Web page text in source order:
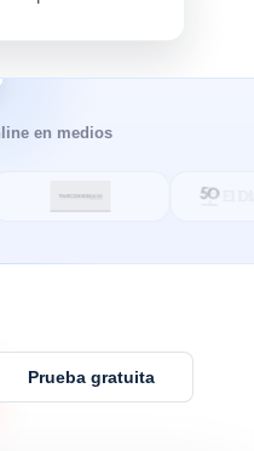
Prueba gratuita
en medios